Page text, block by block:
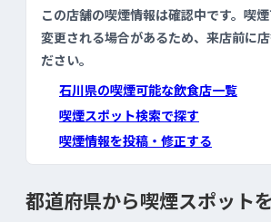
この店舗の喫煙情報は確認中です。喫
変更される場合があるため、来店前に
ださい。
石川県の喫煙可能な飲食店一覧
喫煙スポット検索で探す
喫煙情報を投稿・修正する
都道府県から喫煙スポット